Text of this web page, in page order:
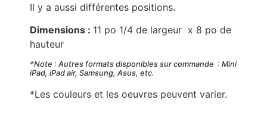
Il y a aussi différentes positions.
Dimensions : 11 po 1/4 de largeur x 8 po de
hauteur
*Note : Autres formats disponibles sur commande : Mini
iPad, iPad air, Samsung, Asus, etc.
*Les couleurs et les oeuvres peuvent varier.